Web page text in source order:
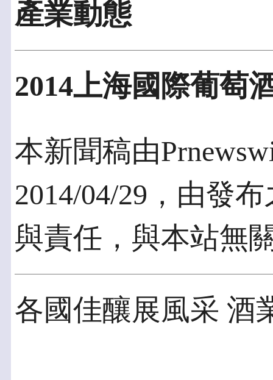
產業動態
2014上海國際葡萄
本新聞稿由
2014/04/29，由發
與責任，與本站無
各國佳釀展風采 酒